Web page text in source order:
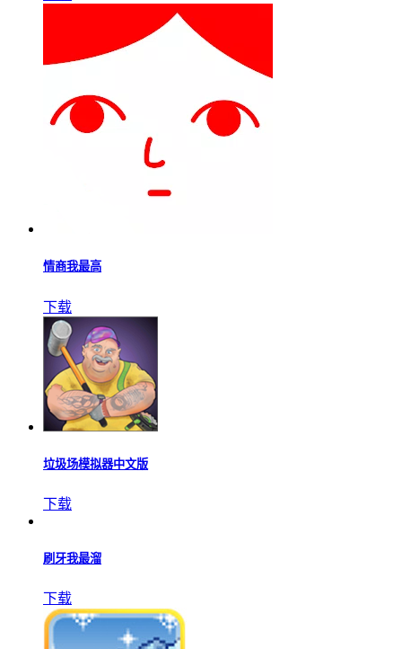
老爹摩卡咖啡店免费版
下载
情商我最高